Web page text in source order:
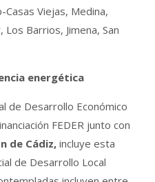
Casas Viejas, Medina,
Barrios, Jimena, San
energética
de Desarrollo Económico
FEDER junto con
de Cádiz, incluye esta
de Desarrollo Local